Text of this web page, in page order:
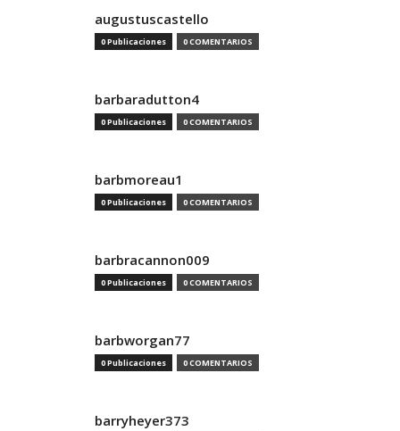
augustuscastello
0 Publicaciones 0 COMENTARIOS
barbaradutton4
0 Publicaciones 0 COMENTARIOS
barbmoreau1
0 Publicaciones 0 COMENTARIOS
barbracannon009
0 Publicaciones 0 COMENTARIOS
barbworgan77
0 Publicaciones 0 COMENTARIOS
barryheyer373